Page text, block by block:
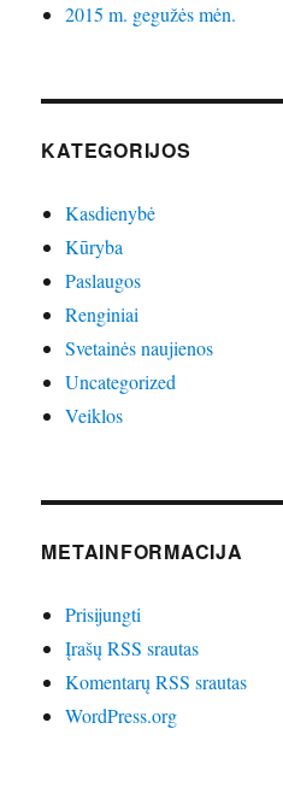
2015 m. gegužės mėn.
KATEGORIJOS
Kasdienybė
Kūryba
Paslaugos
Renginiai
Svetainės naujienos
Uncategorized
Veiklos
METAINFORMACIJA
Prisijungti
Įrašų RSS srautas
Komentarų RSS srautas
WordPress.org